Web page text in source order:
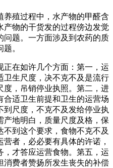
殖过程中，水产物的甲醛含
产物的干货发的过程傍边发觉
问题。一方面涉及到农药的质
。
在如许几个方面：第一，运
卫生尺度，决不克不及是流行
度，吊销停业执照。第二，进
合适卫生前提和卫生的运营场
尺度，不克不及发给停业执
产地明白，质量尺度及格，保
到这个要求，食物不克不及
者，必必要有具体的许诺，
，才答应运营食物。第五，运
消费者赞扬所发生丧失的补偿